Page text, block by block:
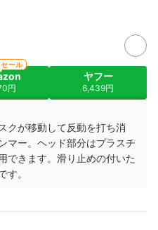
円
ール
ヤフー
6,439円
クが移動して反動を打ち消
マー。ヘッド部分はプラスチ
できます。滑り止めの付いた
す。